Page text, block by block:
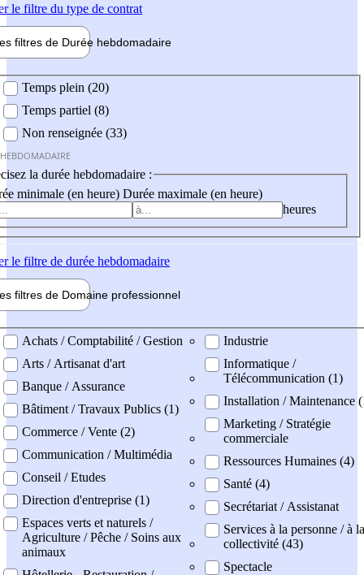
le filtre du type de contrat
filtres de Durée hebdomadaire
Temps plein (20)
Temps partiel (8)
Non renseignée (33)
la durée hebdomadaire :
minimale (en heure) Durée maximale (en heure)
heures
le filtre de durée hebdomadaire
filtres de Domaine professionnel
professionel
Achats / Comptabilité / Gestion
Arts / Artisanat d'art
Banque / Assurance
Bâtiment / Travaux Publics (1)
Commerce / Vente (2)
Communication / Multimédia
Conseil / Etudes
Direction d'entreprise (1)
Espaces verts et naturels /
Agriculture / Pêche / Soins aux
animaux
Industrie
Informatique /
Télécommunication (1)
Installation / Maintenance
Marketing / Stratégie
commerciale
Ressources Humaines (4)
Santé (4)
Secrétariat / Assistanat
Services à la personne / à la
collectivité (43)
Spectacle